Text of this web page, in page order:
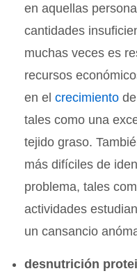
en aquellas
cantidades
muchas veces es
recursos
en elcrecimiento
tales como una
tejido graso.
más difíciles de
problema, tales
actividades
un cansancio
desnutrición